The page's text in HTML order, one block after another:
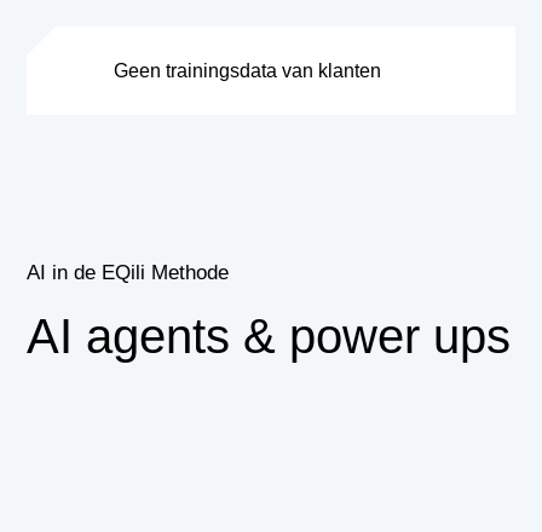
Geen trainingsdata van klanten
AI in de EQili Methode
AI agents & power ups